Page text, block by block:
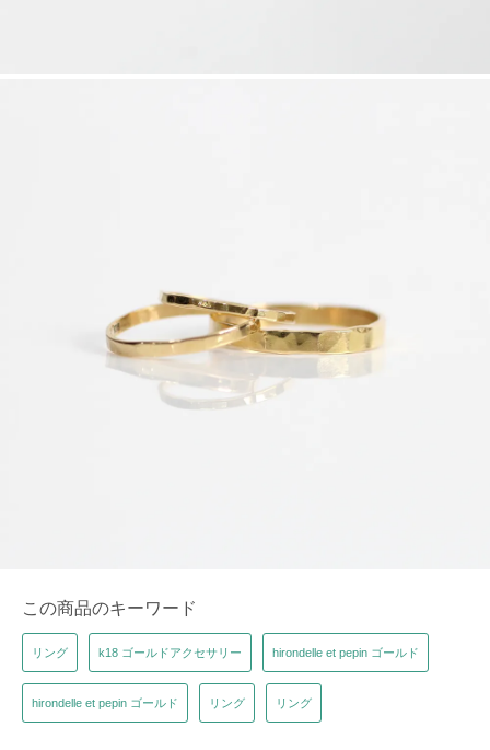
この商品のキーワード
リング k18 ゴールドアクセサリー hirondelle et pepin ゴールド
hirondelle et pepin ゴールド リング リング